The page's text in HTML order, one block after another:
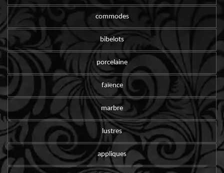
commodes
bibelots
porcelaine
faïence
marbre
lustres
appliques